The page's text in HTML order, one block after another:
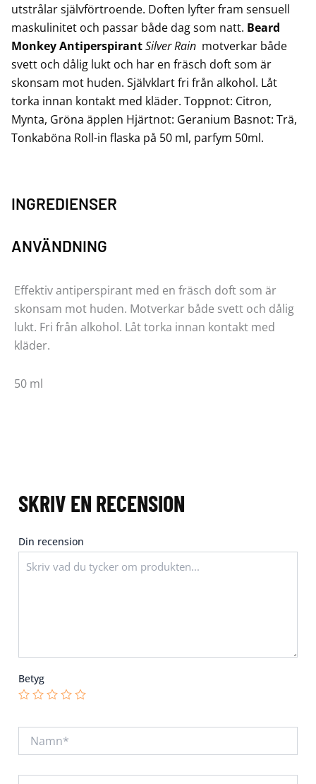
INGREDIENSER
ANVÄNDNING
utstrålar självförtroende. Doften lyfter fram sensuell
maskulinitet och passar både dag som natt. Beard
Monkey AntiperspirantSilver Rain motverkar både
svett och dålig lukt och har en fräsch doft som är
skonsam mot huden. Självklart fri från alkohol. Låt
torka innan kontakt med kläder. Toppnot: Citron,
Mynta, Gröna äpplen Hjärtnot: Geranium Basnot: Trä,
Tonkaböna Roll-in flaska på 50 ml, parfym 50ml.
Effektiv antiperspirant med en fräsch doft som är
skonsam mot huden. Motverkar både svett och dålig
lukt. Fri från alkohol. Låt torka innan kontakt med
kläder.
50 ml
SKRIV EN RECENSION
Din recension
Betyg